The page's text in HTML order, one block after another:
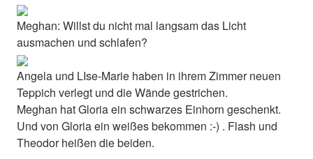
Meghan: Willst du nicht mal langsam das Licht
ausmachen und schlafen?
Angela und LIse-Marie haben in ihrem Zimmer neuen
Teppich verlegt und die Wände gestrichen.
Meghan hat Gloria ein schwarzes Einhorn geschenkt.
Und von Gloria ein weißes bekommen :-) . Flash und
Theodor heißen die beiden.